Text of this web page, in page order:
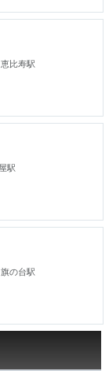
比寿駅
駅
の台駅